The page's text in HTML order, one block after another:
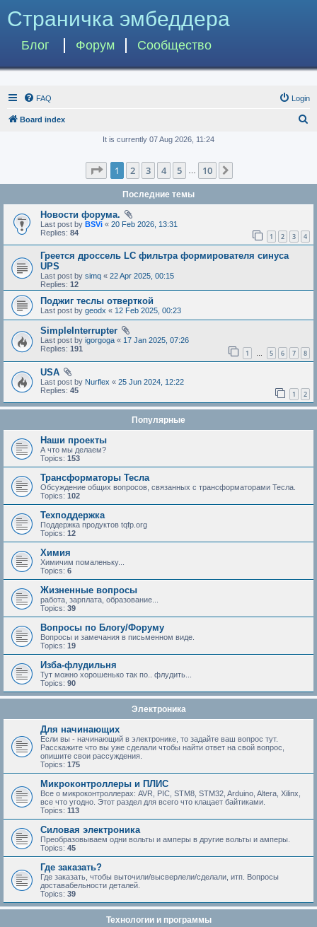
Страничка эмбеддера
Блог Форум Сообщество
FAQ Login
Board index
c
h
It is currently 07 Aug 2026, 11:24
Page 1of 10
1 2 3 4 5 10
Последние темы
Новости форума.
Last post by BSVi « 20 Feb 2026, 13:31
Replies: 84 1 2 3 4
Греется дроссель LC фильтра формирователя синуса
UPS
Last post by simq « 22 Apr 2025, 00:15
Replies: 12
Поджиг теслы отверткой
Last post by geodx « 12 Feb 2025, 00:23
SimpleInterrupter
Last post by igorgoga « 17 Jan 2025, 07:26
Replies: 191 1 … 5 6 7 8
USA
Last post by Nurflex « 25 Jun 2024, 12:22
Replies: 45 1 2
Популярные
Наши проекты
А что мы делаем?
Topics: 153
Трансформаторы Тесла
Обсуждение общих вопросов, связанных с трансформаторами Тесла.
Topics: 102
Техподдержка
Поддержка продуктов tqfp.org
Topics: 12
Химия
Химичим помаленьку...
Topics: 6
Жизненные вопросы
работа, зарплата, образование...
Topics: 39
Вопросы по Блогу/Форуму
Вопросы и замечания в письменном виде.
Topics: 19
Изба-флудильня
Тут можно хорошенько так по.. флудить...
Topics: 90
Электроника
Для начинающих
Если вы - начинающий в электронике, то задайте ваш вопрос тут.
Расскажите что вы уже сделали чтобы найти ответ на свой вопрос,
опишите свои рассуждения.
Topics: 175
Микроконтроллеры и ПЛИС
Все о микроконтроллерах: AVR, PIC, STM8, STM32, Arduino, Altera, Xilinx,
все что угодно. Этот раздел для всего что клацает байтиками.
Topics: 113
Силовая электроника
Преобразовываем одни вольты и амперы в другие вольты и амперы.
Topics: 45
Где заказать?
Где заказать, чтобы выточили/высверлели/сделали, итп. Вопросы
доставабельности деталей.
Topics: 39
Технологии и программы